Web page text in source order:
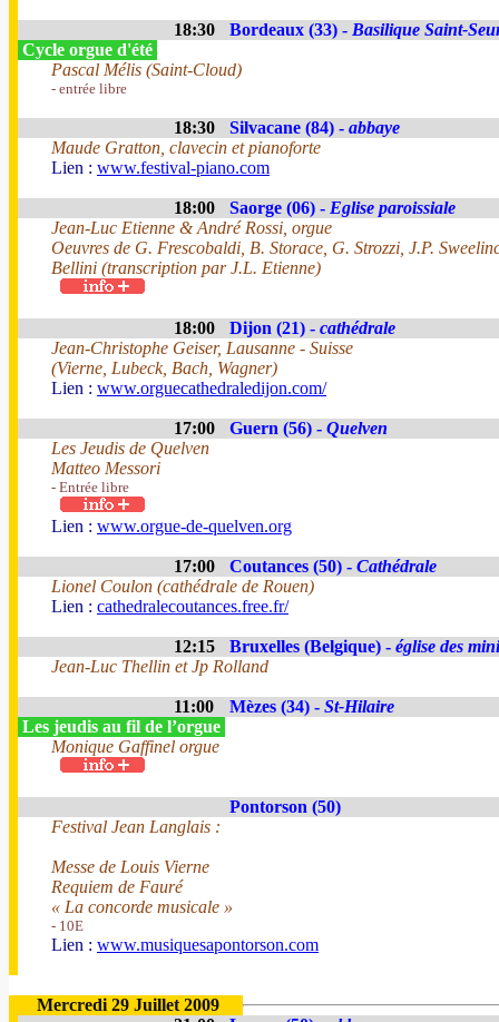
18:30 Bordeaux (33) - Basilique Saint-
Cycle orgue d'été
Pascal Mélis (Saint-Cloud)
- entrée libre
18:30 Silvacane (84) - abbaye
Maude Gratton, clavecin et pianoforte
Lien : www.festival-piano.com
18:00 Saorge (06) - Eglise paroissiale
Jean-Luc Etienne & André Rossi, orgue
Oeuvres de G. Frescobaldi, B. Storace, G. Strozzi, J.P.
Bellini (transcription par J.L. Etienne)
18:00 Dijon (21) - cathédrale
Jean-Christophe Geiser, Lausanne - Suisse
(Vierne, Lubeck, Bach, Wagner)
Lien : www.orguecathedraledijon.com/
17:00 Guern (56) - Quelven
Les Jeudis de Quelven
Matteo Messori
- Entrée libre
Lien : www.orgue-de-quelven.org
17:00 Coutances (50) - Cathédrale
Lionel Coulon (cathédrale de Rouen)
Lien : cathedralecoutances.free.fr/
12:15 Bruxelles (Belgique) - église des
Jean-Luc Thellin et Jp Rolland
11:00 Mèzes (34) - St-Hilaire
Les jeudis au fil de l’orgue
Monique Gaffinel orgue
Pontorson (50)
Festival Jean Langlais :
Messe de Louis Vierne
Requiem de Fauré
« La concorde musicale »
- 10E
Lien : www.musiquesapontorson.com
Mercredi 29 Juillet 2009